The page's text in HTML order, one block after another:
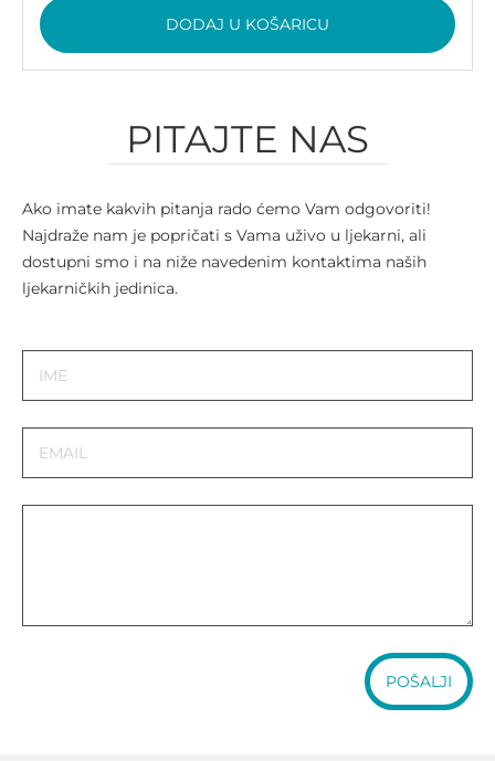
DODAJ U KOŠARICU
PITAJTE NAS
Ako imate kakvih pitanja rado ćemo Vam odgovoriti!
Najdraže nam je popričati s Vama uživo u ljekarni, ali
dostupni smo i na niže navedenim kontaktima naših
ljekarničkih jedinica.
POŠALJI